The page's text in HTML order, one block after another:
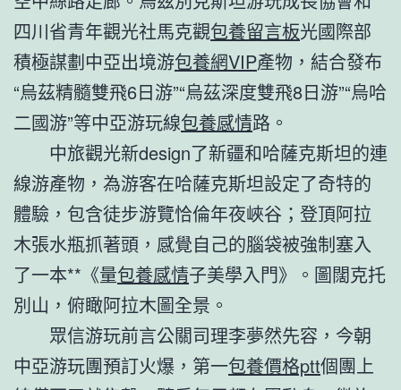
四川省青年觀光社馬克觀包養留言板光國際部
積極謀劃中亞出境游包養網VIP產物，結合發布
“烏茲精髓雙飛6日游”“烏茲深度雙飛8日游”“烏哈
二國游”等中亞游玩線包養感情路。
中旅觀光新design了新疆和哈薩克斯坦的連
線游產物，為游客在哈薩克斯坦設定了奇特的
體驗，包含徒步游覽恰倫年夜峽谷；登頂阿拉
木張水瓶抓著頭，感覺自己的腦袋被強制塞入
了一本**《量包養感情子美學入門》。圖闊克托
別山，俯瞰阿拉木圖全景。
眾信游玩前言公關司理李夢然先容，今朝
中亞游玩團預訂火爆，第一包養價格ptt個團上